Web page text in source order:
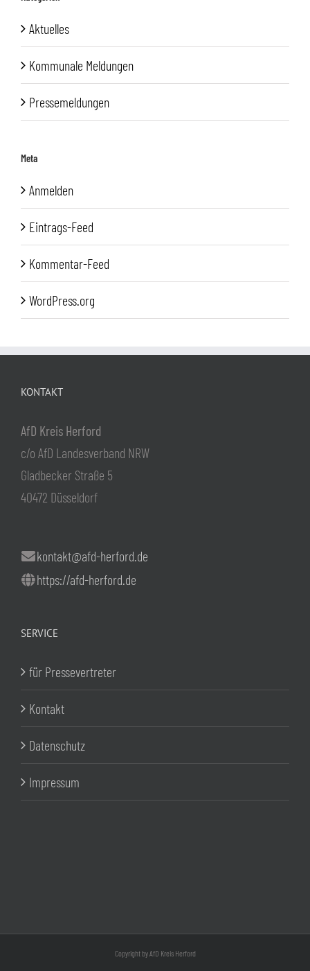
Aktuelles
Kommunale Meldungen
Pressemeldungen
Meta
Anmelden
Eintrags-Feed
Kommentar-Feed
WordPress.org
KONTAKT
AfD Kreis Herford
c/o AfD Landesverband NRW
Gladbecker Straße 5
40472 Düsseldorf
kontakt@afd-herford.de
https://afd-herford.de
SERVICE
für Pressevertreter
Kontakt
Datenschutz
Impressum
Copyright by AfD Kreis Herford